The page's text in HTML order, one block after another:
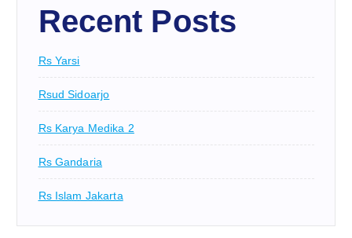
Recent Posts
Rs Yarsi
Rsud Sidoarjo
Rs Karya Medika 2
Rs Gandaria
Rs Islam Jakarta